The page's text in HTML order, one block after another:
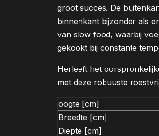
groot succes. De
binnenkant bijzonder als
van slow food, waarbij
gekookt bij constante
Herleeft het
met deze robuuste
oogte [cm]
Breedte [cm]
Diepte [cm]